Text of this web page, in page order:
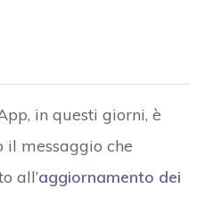
in questi giorni, è
il messaggio che
all’aggiornamento dei